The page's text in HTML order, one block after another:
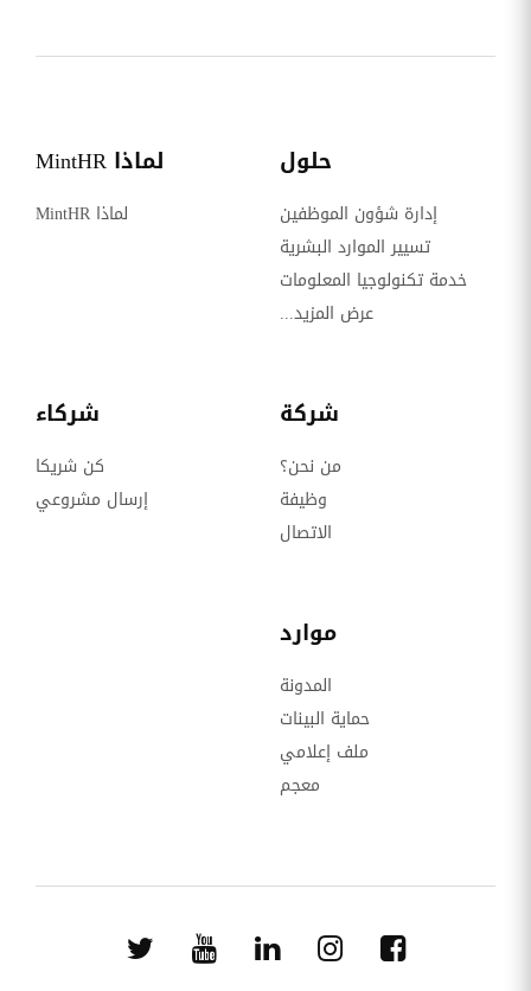
حلول
إدارة شؤون الموظفين
تسيير الموارد البشرية
خدمة تكنولوجيا المعلومات
عرض المزيد...
لماذا MintHR
لماذا MintHR
شركة
من نحن؟
وظيفة
الاتصال
شركاء
كن شريكا
إرسال مشروعي
موارد
المدونة
حماية البينات
ملف إعلامي
معجم